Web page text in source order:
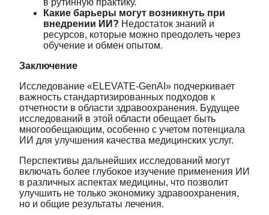
в рутинную практику.
Какие барьеры могут возникнуть при
внедрении ИИ? Недостаток знаний и
ресурсов, которые можно преодолеть через
обучение и обмен опытом.
Заключение
Исследование «ELEVATE-GenAI» подчеркивает
важность стандартизированных подходов к
отчетности в области здравоохранения. Будущее
исследований в этой области обещает быть
многообещающим, особенно с учетом потенциала
ИИ для улучшения качества медицинских услуг.
Перспективы дальнейших исследований могут
включать более глубокое изучение применения ИИ
в различных аспектах медицины, что позволит
улучшить не только экономику здравоохранения,
но и общие результаты лечения.